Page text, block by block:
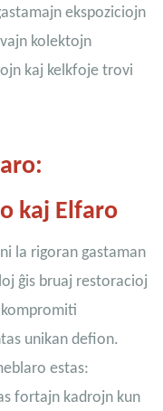
ekspoziciojn
kolektojn
kaj kelkfoje trovi
kaj Elfaro
la rigoran gastaman
ĝis bruaj restoracioj
unikan defion.
estas:
fortajn kadrojn kun